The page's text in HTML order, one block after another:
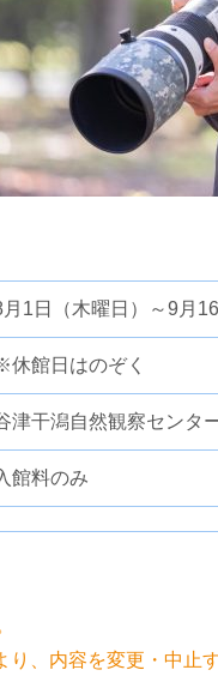
月1日（木曜日）～9月16
休館日はのぞく
津干潟自然観察センタ
館料のみ
、内容を変更・中止